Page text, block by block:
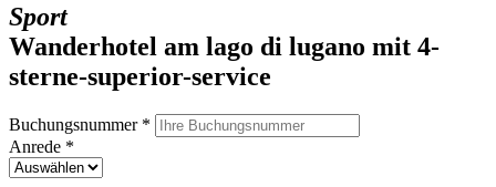
Sport
Wanderhotel am lago di lugano mit 4-
sterne-superior-service
Buchungsnummer *
Anrede *